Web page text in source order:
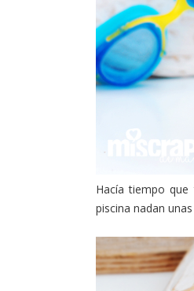
Hacía tiempo
piscina nadan